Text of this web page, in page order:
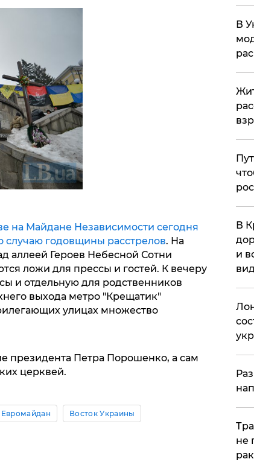
на Майдане Независимости сегодня
случаю годовщины расстрелов. На
аллеей Героев Небесной Сотни
ложи для прессы и гостей. К вечеру
и отдельную для родственников
выхода метро "Крещатик"
улицах множество
президента Петра Порошенко, а сам
церквей.
Евромайдан Восток Украины
В
В
и
не